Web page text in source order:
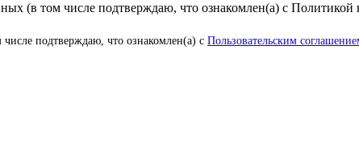
(в том числе подтверждаю, что ознакомлен(а) с
подтверждаю, что ознакомлен(а) с Пользовательским